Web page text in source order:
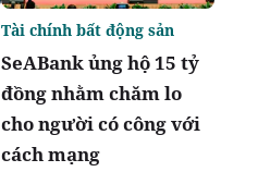
SeABank ủng hộ 15 tỷ
đồng nhằm chăm lo
cho người có công với
cách mạng
Tài chính bất động sản